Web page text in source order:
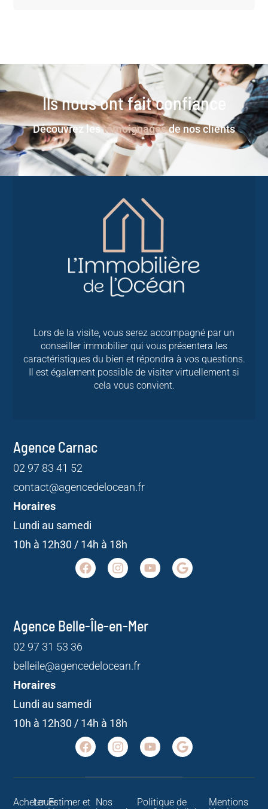
Ils nous ont fait confiance
Découvrez lestémoignagesde nos clients
Agence Carnac
02 97 83 41 52
contact@agencedelocean.fr
Horaires
Lundi au samedi
10h à 12h30 / 14h à 18h
Lors de la visite, vous serez accompagné par un
conseiller immobilier qui vous présentera les
caractéristiques du bien et répondra à vos questions.
Il est également possible de visiter virtuellement si
cela vous convient.
Agence Belle-Île-en-Mer
02 97 31 53 36
belleile@agencedelocean.fr
Horaires
Lundi au samedi
10h à 12h30 / 14h à 18h
AcheterLouerEstimer et Nos
Politique de
Mentions